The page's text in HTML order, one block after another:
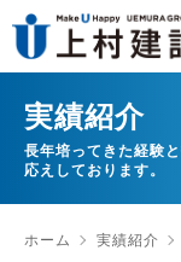
実績紹介
長年培ってきた経験
応えしております。
ホーム 実績紹介